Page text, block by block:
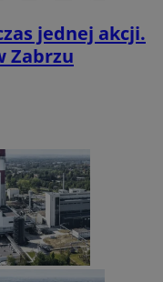
jednej akcji.
Zabrzu